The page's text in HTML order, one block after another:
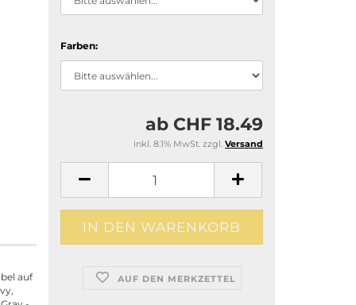
Farben:
ab CHF 18.49
inkl. 8.1% MwSt. zzgl. Versand
AUF DEN MERKZETTEL
auf